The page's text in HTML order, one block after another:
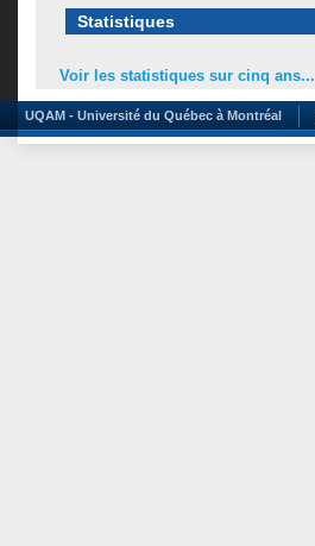
Statistiques
Voir les statistiques sur cinq ans...
UQAM - Université du Québec à Montréal